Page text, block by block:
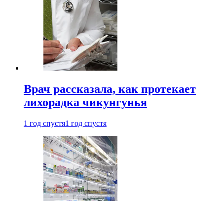
Врач рассказала, как протекает
лихорадка чикунгунья
1 год спустя1 год спустя